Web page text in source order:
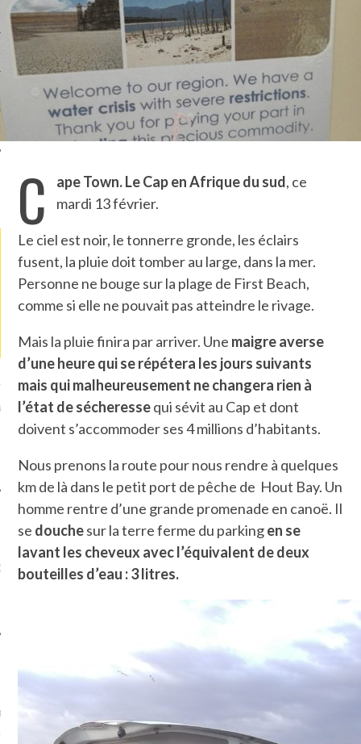
MONROZIER
ARCACHON
LA PHOTO
SUR LA TÊTE
À BIARRITZ.
BOUQUETS ATTACHÉS À LA
GRILLE DE L’AMBASSADE
D’IRAN À PARIS. POURQUOI
? POUR QUI ?
MES DERNIERS
SUR FACEBOOK
toujours aimé marcher.
Je ne suis pas une
C ape Town. Le Cap en Afrique du sud, ce
mardi 13 février.
Le ciel est noir, le tonnerre gronde, les éclairs
fusent, la pluie doit tomber au large, dans la mer.
Personne ne bouge sur la plage de First Beach,
comme si elle ne pouvait pas atteindre le rivage.
Mais la pluie finira par arriver. Une maigre averse
d’une heure qui se répétera les jours suivants
mais qui malheureusement ne changera rien à
l’état de sécheressequi sévit au Cap et dont
doivent s’accommoder ses 4 millions d’habitants.
Nous prenons la route pour nous rendre à quelques
km de là dans le petit port de pêche de Hout Bay. Un
homme rentre d’une grande promenade en canoë. Il
se douchesur la terre ferme du parkingen se
lavant les cheveux avec l’équivalent de deux
bouteilles d’eau : 3 litres.